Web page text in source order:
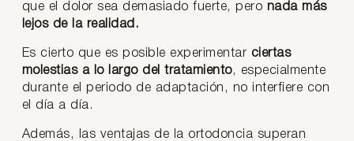
que el dolor sea demasiado fuerte, pero nada más
lejos de la realidad.
Es cierto que es posible experimentar ciertas
molestias a lo largo del tratamiento, especialmente
durante el periodo de adaptación, no interfiere con
el día a día.
Además, las ventajas de la ortodoncia superan